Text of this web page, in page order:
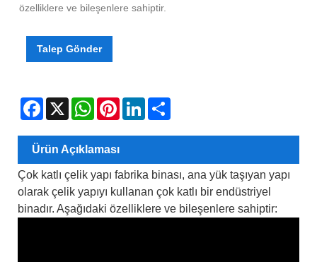
özelliklere ve bileşenlere sahiptir.
Talep Gönder
Facebook
X WhatsAppPinterestLinkedIn
Ürün Açıklaması
Çok katlı çelik yapı fabrika binası, ana yük taşıyan yapı
olarak çelik yapıyı kullanan çok katlı bir endüstriyel
binadır. Aşağıdaki özelliklere ve bileşenlere sahiptir: